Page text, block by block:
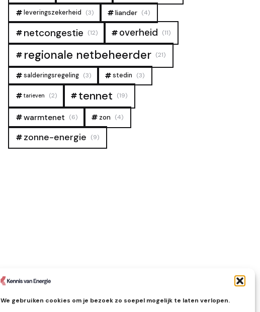
We gebruiken cookies om je bezoek zo soepel mogelijk te laten verlopen.
leveringszekerheid (3) liander (4)
netcongestie (12) overheid (11)
regionale netbeheerder (21)
salderingsregeling (3) stedin (3)
tarieven (2) tennet (19)
warmtenet (6) zon (4)
zonne-energie (9)